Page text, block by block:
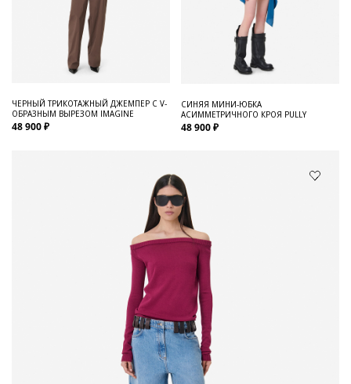
ЧЕРНЫЙ ТРИКОТАЖНЫЙ ДЖЕМПЕР С V-
ОБРАЗНЫМ ВЫРЕЗОМ IMAGINE
48 900 ₽
СИНЯЯ МИНИ-ЮБКА
АСИММЕТРИЧНОГО КРОЯ PULLY
48 900 ₽